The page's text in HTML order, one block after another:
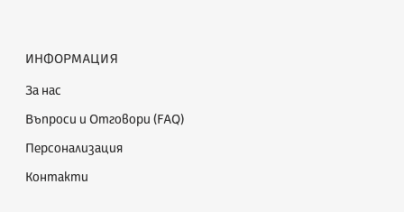
ИНФОРМАЦИЯ
За нас
Въпроси и Отговори (FAQ)
Персонализация
Контакти